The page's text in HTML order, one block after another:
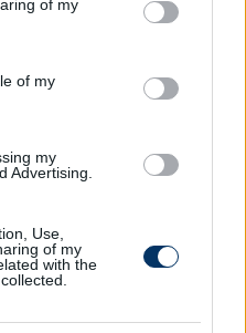
behaviour. You may click to
and its third-party tags to
purposes in below Google
of my
of my
my
Advertising.
Use,
of my
with the
szóló
a szituáció"